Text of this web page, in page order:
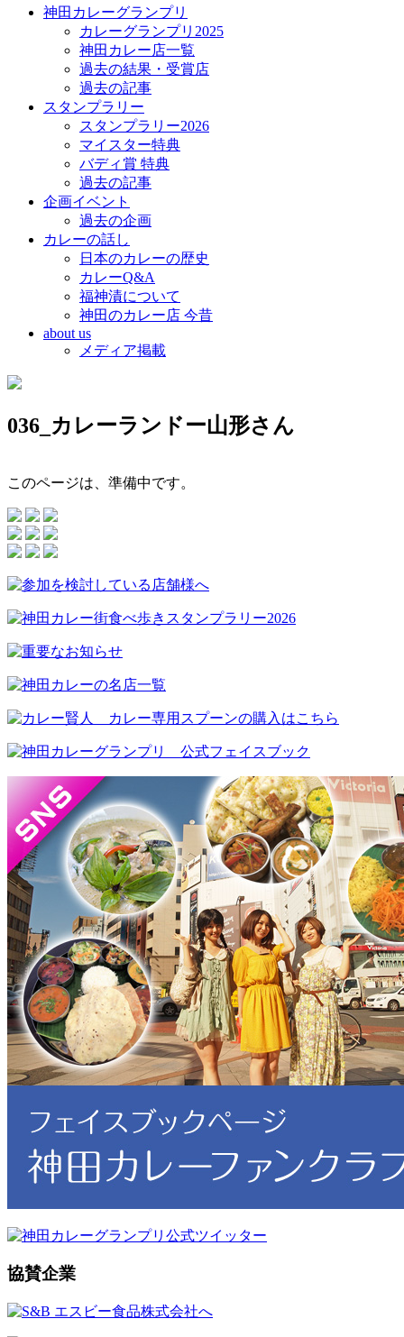
神田カレーグランプリ
カレーグランプリ2025
神田カレー店一覧
過去の結果・受賞店
過去の記事
スタンプラリー
スタンプラリー2026
マイスター特典
バディ賞 特典
過去の記事
企画イベント
過去の企画
カレーの話し
日本のカレーの歴史
カレーQ&A
福神漬について
神田のカレー店 今昔
about us
メディア掲載
036_カレーランドー山形さん
このページは、準備中です。
協賛企業